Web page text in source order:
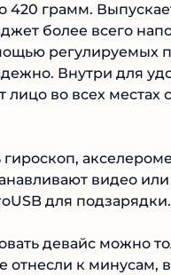
420 грамм.
более всего
Внутри для
во всех местах
гироскоп,
видео
для подзарядки.
девайс можно
отнесли к минусам,